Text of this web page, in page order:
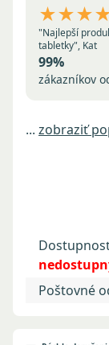
"Najlepší
tabletky", Kat
99%
zákazníkov
... zobraziť
Poštovné